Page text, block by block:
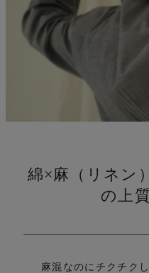
綿×麻（リネン
の上
麻混なのにチクチク